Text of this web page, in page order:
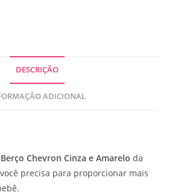
DESCRIÇÃO
ADICIONAL
Chevron Cinza e Amareloda
precisa para proporcionar mais